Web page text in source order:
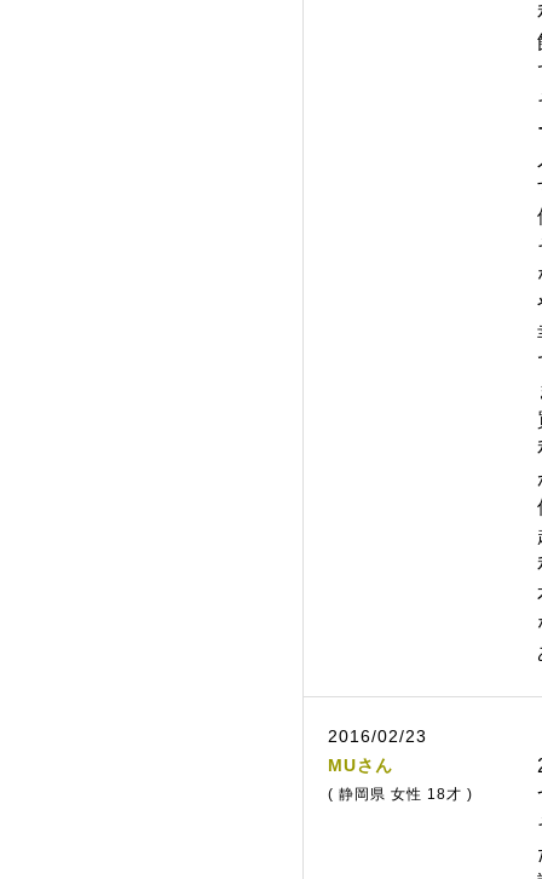
2016/02/23
MUさん
( 静岡県 女性 18才 )